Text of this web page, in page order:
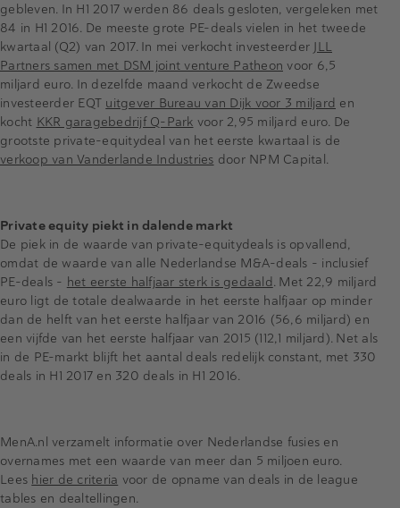
gebleven. In H1 2017 werden 86 deals gesloten, vergeleken met
84 in H1 2016. De meeste grote PE-deals vielen in het tweede
kwartaal (Q2) van 2017. In mei verkocht investeerder JLL
Partners samen met DSM joint venture Patheon voor 6,5
miljard euro. In dezelfde maand verkocht de Zweedse
investeerder EQT uitgever Bureau van Dijk voor 3 miljard en
kocht KKR garagebedrijf Q-Park voor 2,95 miljard euro. De
grootste private-equitydeal van het eerste kwartaal is de
verkoop van Vanderlande Industries door NPM Capital.
Private equity piekt in dalende markt
De piek in de waarde van private-equitydeals is opvallend,
omdat de waarde van alle Nederlandse M&A-deals - inclusief
PE-deals - het eerste halfjaar sterk is gedaald. Met 22,9 miljard
euro ligt de totale dealwaarde in het eerste halfjaar op minder
dan de helft van het eerste halfjaar van 2016 (56,6 miljard) en
een vijfde van het eerste halfjaar van 2015 (112,1 miljard). Net als
in de PE-markt blijft het aantal deals redelijk constant, met 330
deals in H1 2017 en 320 deals in H1 2016.
MenA.nl verzamelt informatie over Nederlandse fusies en
overnames met een waarde van meer dan 5 miljoen euro.
Lees hier de criteria voor de opname van deals in de league
tables en dealtellingen.